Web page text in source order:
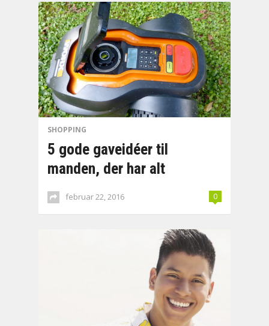
SHOPPING
5 gode gaveidéer til
manden, der har alt
februar 22, 2016 0